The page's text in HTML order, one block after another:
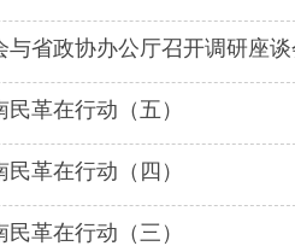
与省政协办公厅召开调研座
革在行动（五）
革在行动（四）
革在行动（三）